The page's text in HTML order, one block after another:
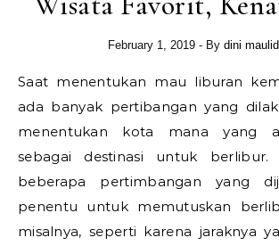
February 1, 2019 - By dini
Saat menentukan mau liburan kemana, tentunya
ada banyak pertibangan yang
menentukan kota mana yang
sebagai destinasi untuk berlibur.
beberapa pertimbangan yang
penentu untuk memutuskan
misalnya, seperti karena jaraknya